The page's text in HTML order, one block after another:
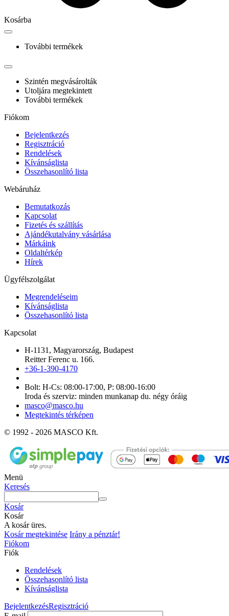
Kosárba
További termékek
Szintén megvásárolták
Utoljára megtekintett
További termékek
Fiókom
Bejelentkezés
Regisztráció
Rendelések
Kívánságlista
Összehasonlító lista
Webáruház
Bemutatkozás
Kapcsolat
Fizetés és szállítás
Ajándékutalvány vásárlása
Márkáink
Oldaltérkép
Hírek
Ügyfélszolgálat
Megrendeléseim
Kívánságlista
Összehasonlító lista
Kapcsolat
H-1131, Magyarország, Budapest
Reitter Ferenc u. 166.
+36-1-390-4170
Bolt: H-Cs: 08:00-17:00, P: 08:00-16:00
Iroda és szerviz: minden munkanap du. négy óráig
masco@masco.hu
Megtekintés térképen
© 1992 - 2026 MASCO Kft.
Menü
Keresés
Kosár
Kosár
A kosár üres.
Kosár megtekintése Irány a pénztár!
Fiókom
Fiók
Rendelések
Összehasonlító lista
Kívánságlista
BejelentkezésRegisztráció